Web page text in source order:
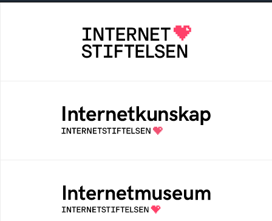
Internetstiftelsen verkar för ett internet som
bidrar positivt till människan och samhället
Samlad kunskap som hjälper dig att bli en
säker och medveten internetanvändare
Ett digitalt museum som byggts, och kureras
av Internetstiftelsen